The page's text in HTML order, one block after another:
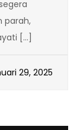
parah,
[…]
29, 2025